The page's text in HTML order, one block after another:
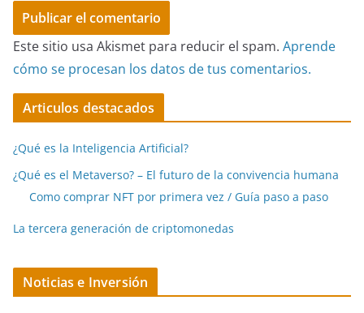
Este sitio usa Akismet para reducir el spam. Aprende
cómo se procesan los datos de tus comentarios.
Articulos destacados
¿Qué es la Inteligencia Artificial?
¿Qué es el Metaverso? – El futuro de la convivencia humana
Como comprar NFT por primera vez / Guía paso a paso
La tercera generación de criptomonedas
Noticias e Inversión